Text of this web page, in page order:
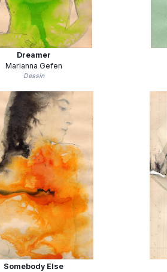
Dreamer
Marianna Gefen
Dessin
Somebody Else